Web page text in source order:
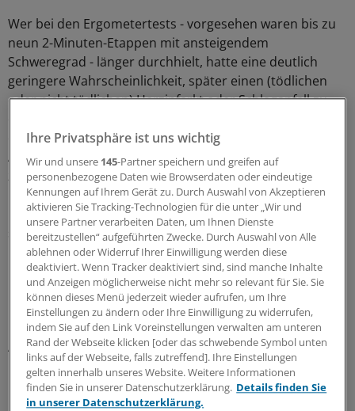
Wer bei den Ergometertests - vorgesehen waren bis zu
neun 2-Minuten-Etappen mit ansteigendem
Schweregrad - länger durchhielt, hatte eine deutlich
geringere Wahrscheinlichkeit, später einen (tödlichen
oder nicht tödlichen) Herzinfarkt oder Schlaganfall zu
oder wegen eines kardiovaskulären Problems wie
Angina pectoris oder Herzinsuffizienz ins Krankenhaus
zu kommen.
Mit jeder Minute, die die Teilnehmer zusätzlich
strampelten, sank das langfristige Risiko für solch ein
kardiovaskuläres Ereignis um 12 Prozent. Die spätere
Gesamtsterblichkeit sank mit jeder Minute um 15
Prozent.
In beiden Berechnungen hatte man Einflussgrößen wie
Alter, Geschlecht, Übergewicht, kardiovaskuläre
Risikofaktoren und linksventrikuläre Masse
berücksichtigt.
Ihre Privatsphäre ist uns wichtig
Wir und unsere 145-Partner speichern und greifen auf
personenbezogene Daten wie Browserdaten oder eindeutige
Kennungen auf Ihrem Gerät zu. Durch Auswahl von Akzeptieren
aktivieren Sie Tracking-Technologien für die unter „Wir und
unsere Partner verarbeiten Daten, um Ihnen Dienste
bereitzustellen“ aufgeführten Zwecke. Durch Auswahl von Alle
ablehnen oder Widerruf Ihrer Einwilligung werden diese
deaktiviert. Wenn Tracker deaktiviert sind, sind manche Inhalte
und Anzeigen möglicherweise nicht mehr so relevant für Sie. Sie
können dieses Menü jederzeit wieder aufrufen, um Ihre
Einstellungen zu ändern oder Ihre Einwilligung zu widerrufen,
indem Sie auf den Link Voreinstellungen verwalten am unteren
Rand der Webseite klicken [oder das schwebende Symbol unten
links auf der Webseite, falls zutreffend]. Ihre Einstellungen
gelten innerhalb unseres Website. Weitere Informationen
finden Sie in unserer Datenschutzerklärung. Details finden Sie
in unserer Datenschutzerklärung.